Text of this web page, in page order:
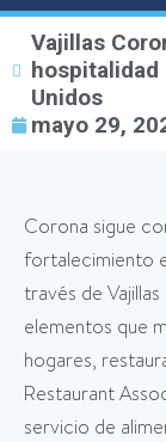
Vajillas
hospitalidad
Unidos
mayo 29,
Corona sigue
fortalecimiento
través de
elementos que
hogares,
Restaurant
servicio de